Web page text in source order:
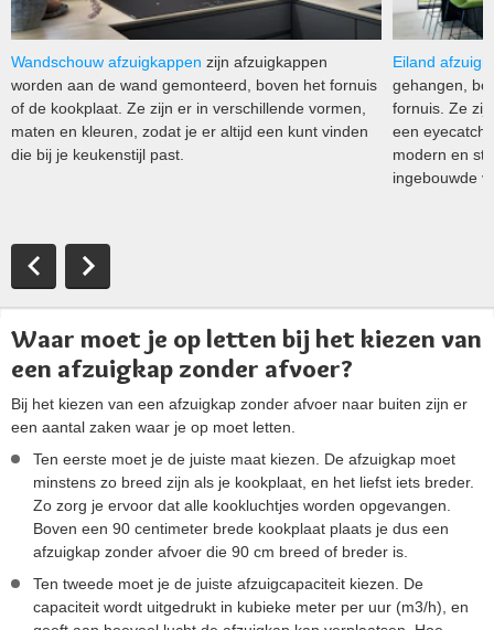
Wandschouw afzuigkappen zijn afzuigkappen
worden aan de wand gemonteerd, boven het fornuis
of de kookplaat. Ze zijn er in verschillende vormen,
maten en kleuren, zodat je er altijd een kunt vinden
die bij je keukenstijl past.
Eiland
gehangen,
fornuis. Ze
een
modern en
ingebouwde
Waar moet je op letten bij het kiezen van
een afzuigkap zonder afvoer?
Bij het kiezen van een afzuigkap zonder afvoer naar buiten zijn er
een aantal zaken waar je op moet letten.
Ten eerste moet je de juiste maat kiezen. De afzuigkap moet
minstens zo breed zijn als je kookplaat, en het liefst iets breder.
Zo zorg je ervoor dat alle kookluchtjes worden opgevangen.
Boven een 90 centimeter brede kookplaat plaats je dus een
afzuigkap zonder afvoer die 90 cm breed of breder is.
Ten tweede moet je de juiste afzuigcapaciteit kiezen. De
capaciteit wordt uitgedrukt in kubieke meter per uur (m3/h), en